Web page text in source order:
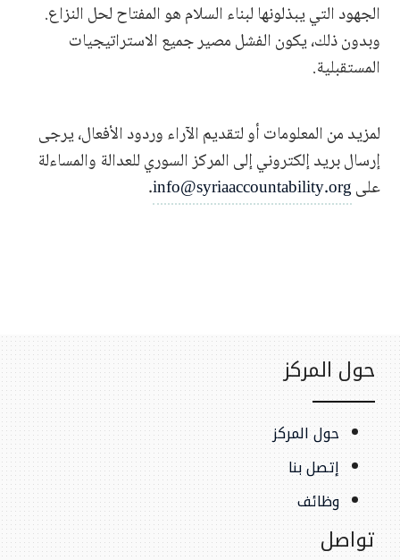
الجهود التي يبذلونها لبناء السلام هو المفتاح لحل النزاع.
وبدون ذلك، يكون الفشل مصير جميع الاستراتيجيات
المستقبلية.
لمزيد من المعلومات أو لتقديم الآراء وردود الأفعال، يرجى
إرسال بريد إلكتروني إلى المركز السوري للعدالة والمساءلة
علىinfo@syriaaccountability.org
.
حول المركز
حول المركز
إتصل بنا
وظائف
تواصل